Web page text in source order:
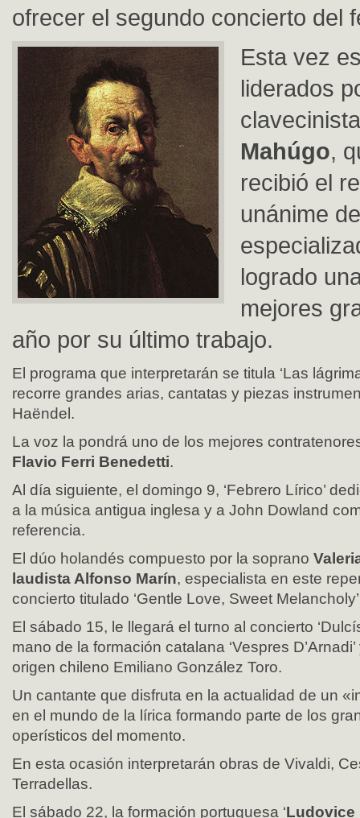
ofrecer el segundo concierto del
Esta vez
liderados
Mahúgo,
recibió el
unánime
logrado
mejores
año por su último trabajo.
El programa que interpretarán se titula ‘Las
recorre grandes arias, cantatas y piezas
Haëndel.
La voz la pondrá uno de los mejores
Flavio Ferri Benedetti.
Al día siguiente, el domingo 9, ‘Febrero Lírico’
a la música antigua inglesa y a John Dowland
referencia.
El dúo holandés compuesto por la soprano
laudista Alfonso Marín, especialista en este
concierto titulado ‘Gentle Love, Sweet
El sábado 15, le llegará el turno al concierto
mano de la formación catalana ‘Vespres
origen chileno Emiliano González Toro.
Un cantante que disfruta en la actualidad de un
en el mundo de la lírica formando parte de los
operísticos del momento.
En esta ocasión interpretarán obras de Vivaldi,
Terradellas.
El sábado 22, la formación portuguesa ‘Ludovice